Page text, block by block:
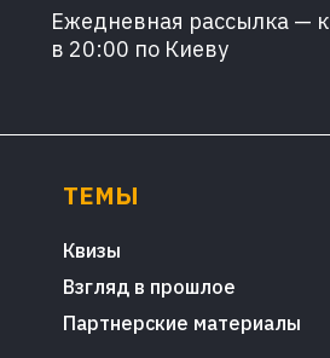
Ежедневная рассылка —
в 20:00 по Киеву
ТЕМЫ
Квизы
Взгляд в прошлое
Партнерские материалы